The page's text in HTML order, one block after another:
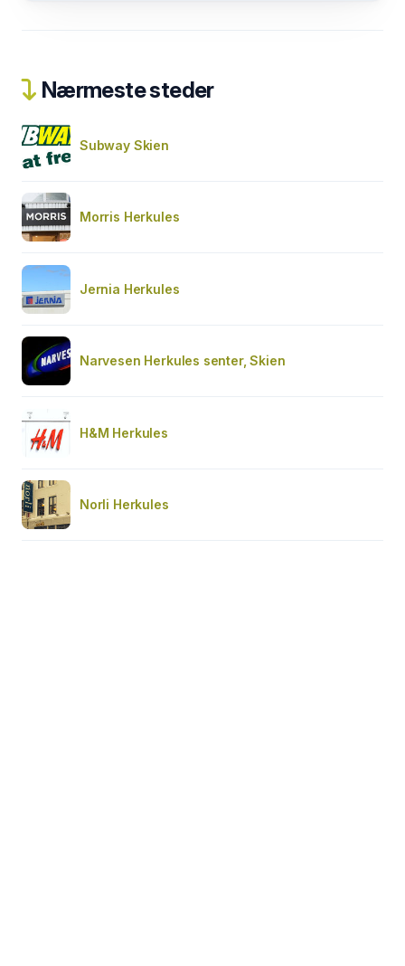
Nærmeste steder
Subway Skien
Morris Herkules
Jernia Herkules
Narvesen Herkules senter, Skien
H&M Herkules
Norli Herkules